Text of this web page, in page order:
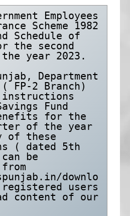
Employees
Scheme 1982
Schedule of
the second
year 2023.
Department
FP-2 Branch)
instructions
Fund
for the
of the year
of these
( dated 5th
be
downlo
users
content of our